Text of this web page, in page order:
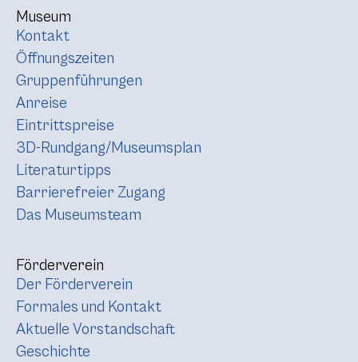
Museum
Kontakt
Öffnungszeiten
Gruppenführungen
Anreise
Eintrittspreise
3D-Rundgang/Museumsplan
Literaturtipps
Barrierefreier Zugang
Das Museumsteam
Förderverein
Der Förderverein
Formales und Kontakt
Aktuelle Vorstandschaft
Geschichte